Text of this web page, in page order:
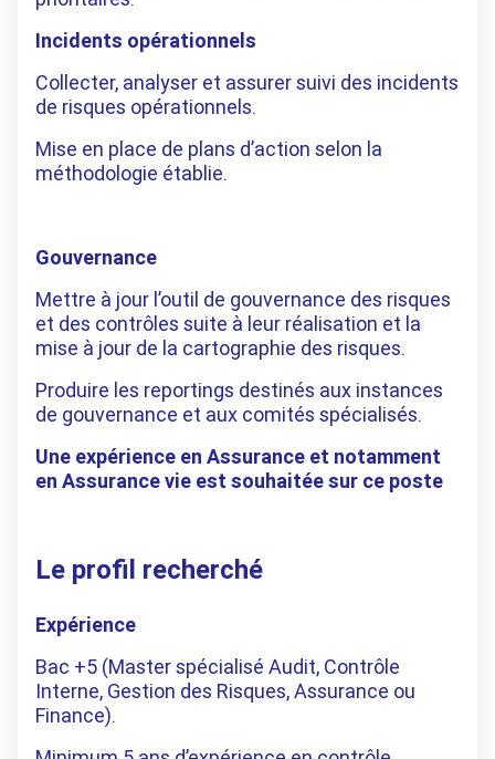
Incidents opérationnels
Collecter, analyser et assurer suivi des incidents
de risques opérationnels.
Mise en place de plans d’action selon la
méthodologie établie.
Gouvernance
Mettre à jour l’outil de gouvernance des risques
et des contrôles suite à leur réalisation et la
mise à jour de la cartographie des risques.
Produire les reportings destinés aux instances
de gouvernance et aux comités spécialisés.
Une expérience en Assurance et notamment
en Assurance vie est souhaitée sur ce poste
Le profil recherché
Expérience
Bac +5 (Master spécialisé Audit, Contrôle
Interne, Gestion des Risques, Assurance ou
Finance).